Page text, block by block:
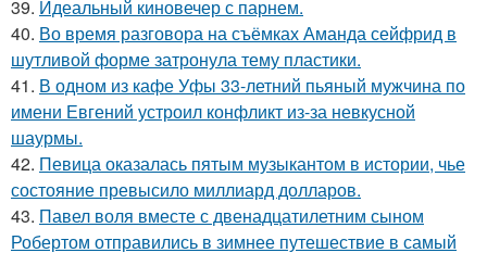
39. Идеальный киновечер с парнем.
40. Во время разговора на съёмках Аманда сейфрид в
шутливой форме затронула тему пластики.
41. В одном из кафе Уфы 33-летний пьяный мужчина по
имени Евгений устроил конфликт из-за невкусной
шаурмы.
42. Певица оказалась пятым музыкантом в истории, чье
состояние превысило миллиард долларов.
43. Павел воля вместе с двенадцатилетним сыном
Робертом отправились в зимнее путешествие в самый